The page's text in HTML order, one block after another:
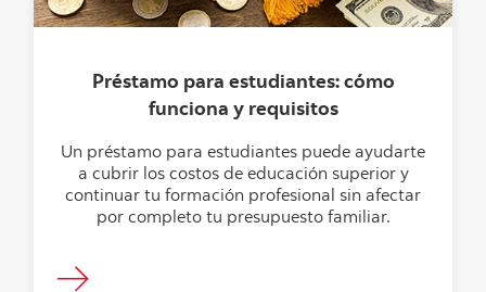
Préstamo para estudiantes: cómo
funciona y requisitos
Un préstamo para estudiantes puede ayudarte
a cubrir los costos de educación superior y
continuar tu formación profesional sin afectar
por completo tu presupuesto familiar.